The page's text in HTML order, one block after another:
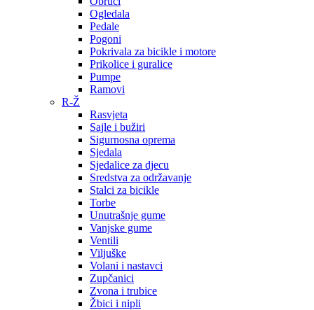
Ogledala
Pedale
Pogoni
Pokrivala za bicikle i motore
Prikolice i guralice
Pumpe
Ramovi
R-Ž
Rasvjeta
Sajle i bužiri
Sigurnosna oprema
Sjedala
Sjedalice za djecu
Sredstva za održavanje
Stalci za bicikle
Torbe
Unutrašnje gume
Vanjske gume
Ventili
Viljuške
Volani i nastavci
Zupčanici
Zvona i trubice
Žbici i nipli